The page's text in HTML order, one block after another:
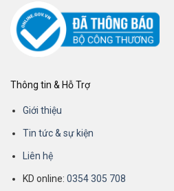
Thông tin & Hỗ Trợ
Giới thiệu
Tin tức & sự kiện
Liên hệ
KD online:0354 305 708